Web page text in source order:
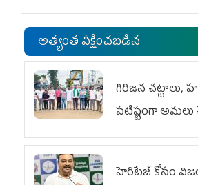
అత్యంత వీక్షించబడిన
గిరిజన చట్టాలు,
పటిష్టంగా
హెరిటేజ్ కోసం